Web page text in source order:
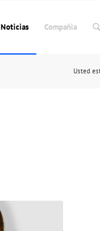
Noticias Compañia
Usted